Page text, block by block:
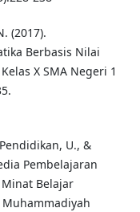
(2017).
Berbasis Nilai
X SMA Negeri 1
U., &
Pembelajaran
Belajar
Muhammadiyah